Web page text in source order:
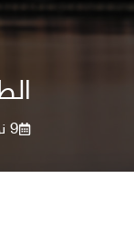
9 نوفمبر 2020